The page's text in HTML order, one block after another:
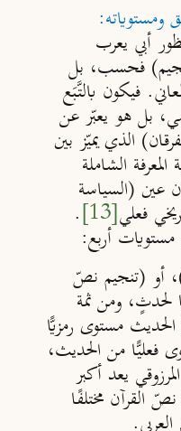
ومستوياته:
أبي يعرب
) فحسب، بل
فيكون بالتَّبَع
بل هو يعبّر عن
) الذي يميّز بين
الشاملة
عين (السياسة
فعلي[13]
.
مستويات أربع:
، أو (تنجيم نصّ
لحدثٍ، ومن ثمة
مستوى رمزيًّا
فعليًّا من الحديث،
يعد أكبر
القرآن مختلفًا